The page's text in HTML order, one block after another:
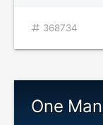
368734
One